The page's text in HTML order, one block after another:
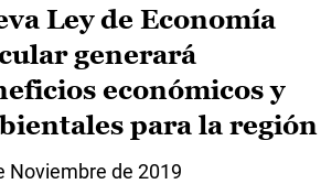
Ley de Economía
generará
económicos y
para la región
Noviembre de 2019